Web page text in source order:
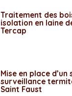
Traitement des
isolation en laine
Tercap
Mise en place d’un
surveillance
Saint Faust